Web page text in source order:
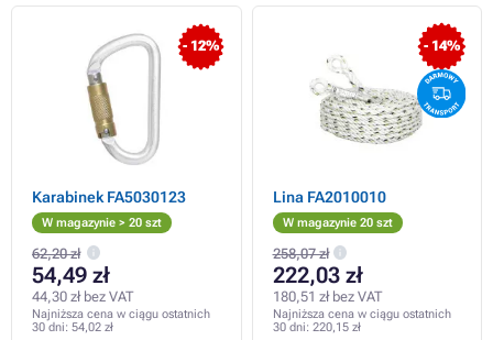
- 12%
Karabinek FA5030123
W magazynie > 20 szt
62,20 zł
54,49 zł
44,30 zł bez VAT
Najniższa cena w ciągu ostatnich
30 dni: 54,02 zł
- 14%
Lina FA2010010
W magazynie 20 szt
258,07 zł
222,03 zł
180,51 zł bez VAT
Najniższa cena w ciągu ostatnich
30 dni: 220,15 zł